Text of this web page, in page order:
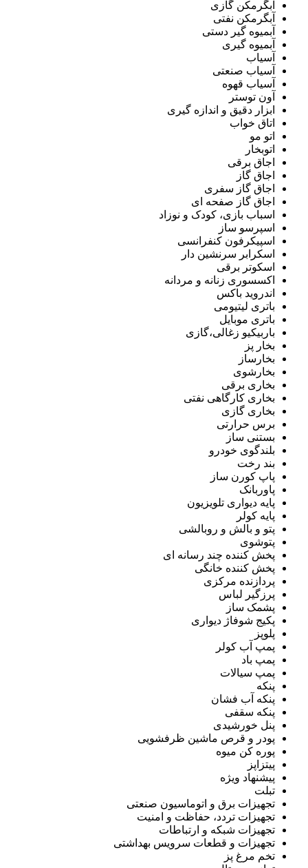
آبگرمکن گازی
آبگرمکن نفتی
آبمیوه گیر دستی
آبمیوه گیری
آسیاب
آسیاب صنعتی
آسیاب قهوه
آون توستر
ابزار دقیق و اندازه گیری
اتاق خواب
اتو مو
اتوبخار
اجاق برقی
اجاق گاز
اجاق گاز سفری
اجاق گاز صفحه ای
اسباب بازی، کودک و نوزاد
اسپرسو ساز
اسپیکرفون کنفرانسی
اسکرابر سرنشین دار
اسکوتر برقی
اکسسوری زنانه و مردانه
اندروید باکس
باتری لیتیومی
باتری موبایل
باربیکیو زغالی،گازی
بخار پز
بخارساز
بخارشوی
بخاری برقی
بخاری کارگاهی نفتی
بخاری گازی
برس حرارتی
بستنی ساز
بلندگوی خودرو
بند رخت
پاپ کورن ساز
پاوربانک
پایه دیواری تلویزیون
پایه کولر
پتو و بالش و روبالشی
پتوشوی
پخش کننده چند رسانه ای
پخش کننده خانگی
پردازنده مرکزی
پرزگیر لباس
پشمک ساز
پکیج شوفاژ دیواری
پلوپز
پمپ آب کولر
پمپ باد
پمپ سیالات
پنکه
پنکه آب فشان
پنکه سقفی
پنل خورشیدی
پودر و قرص ماشین ظرفشویی
پوره کن میوه
پیتزاپز
پیشنهاد ویژه
تبلت
تجهیزات برق و اتوماسیون صنعتی
تجهیزات تردد، حفاظت و امنیت
تجهیزات شبکه و ارتباطات
تجهیزات و قطعات سرویس بهداشتی
تخم مرغ پز